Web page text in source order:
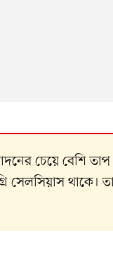
চেয়ে বেশি
সেলসিয়াস থাকে।